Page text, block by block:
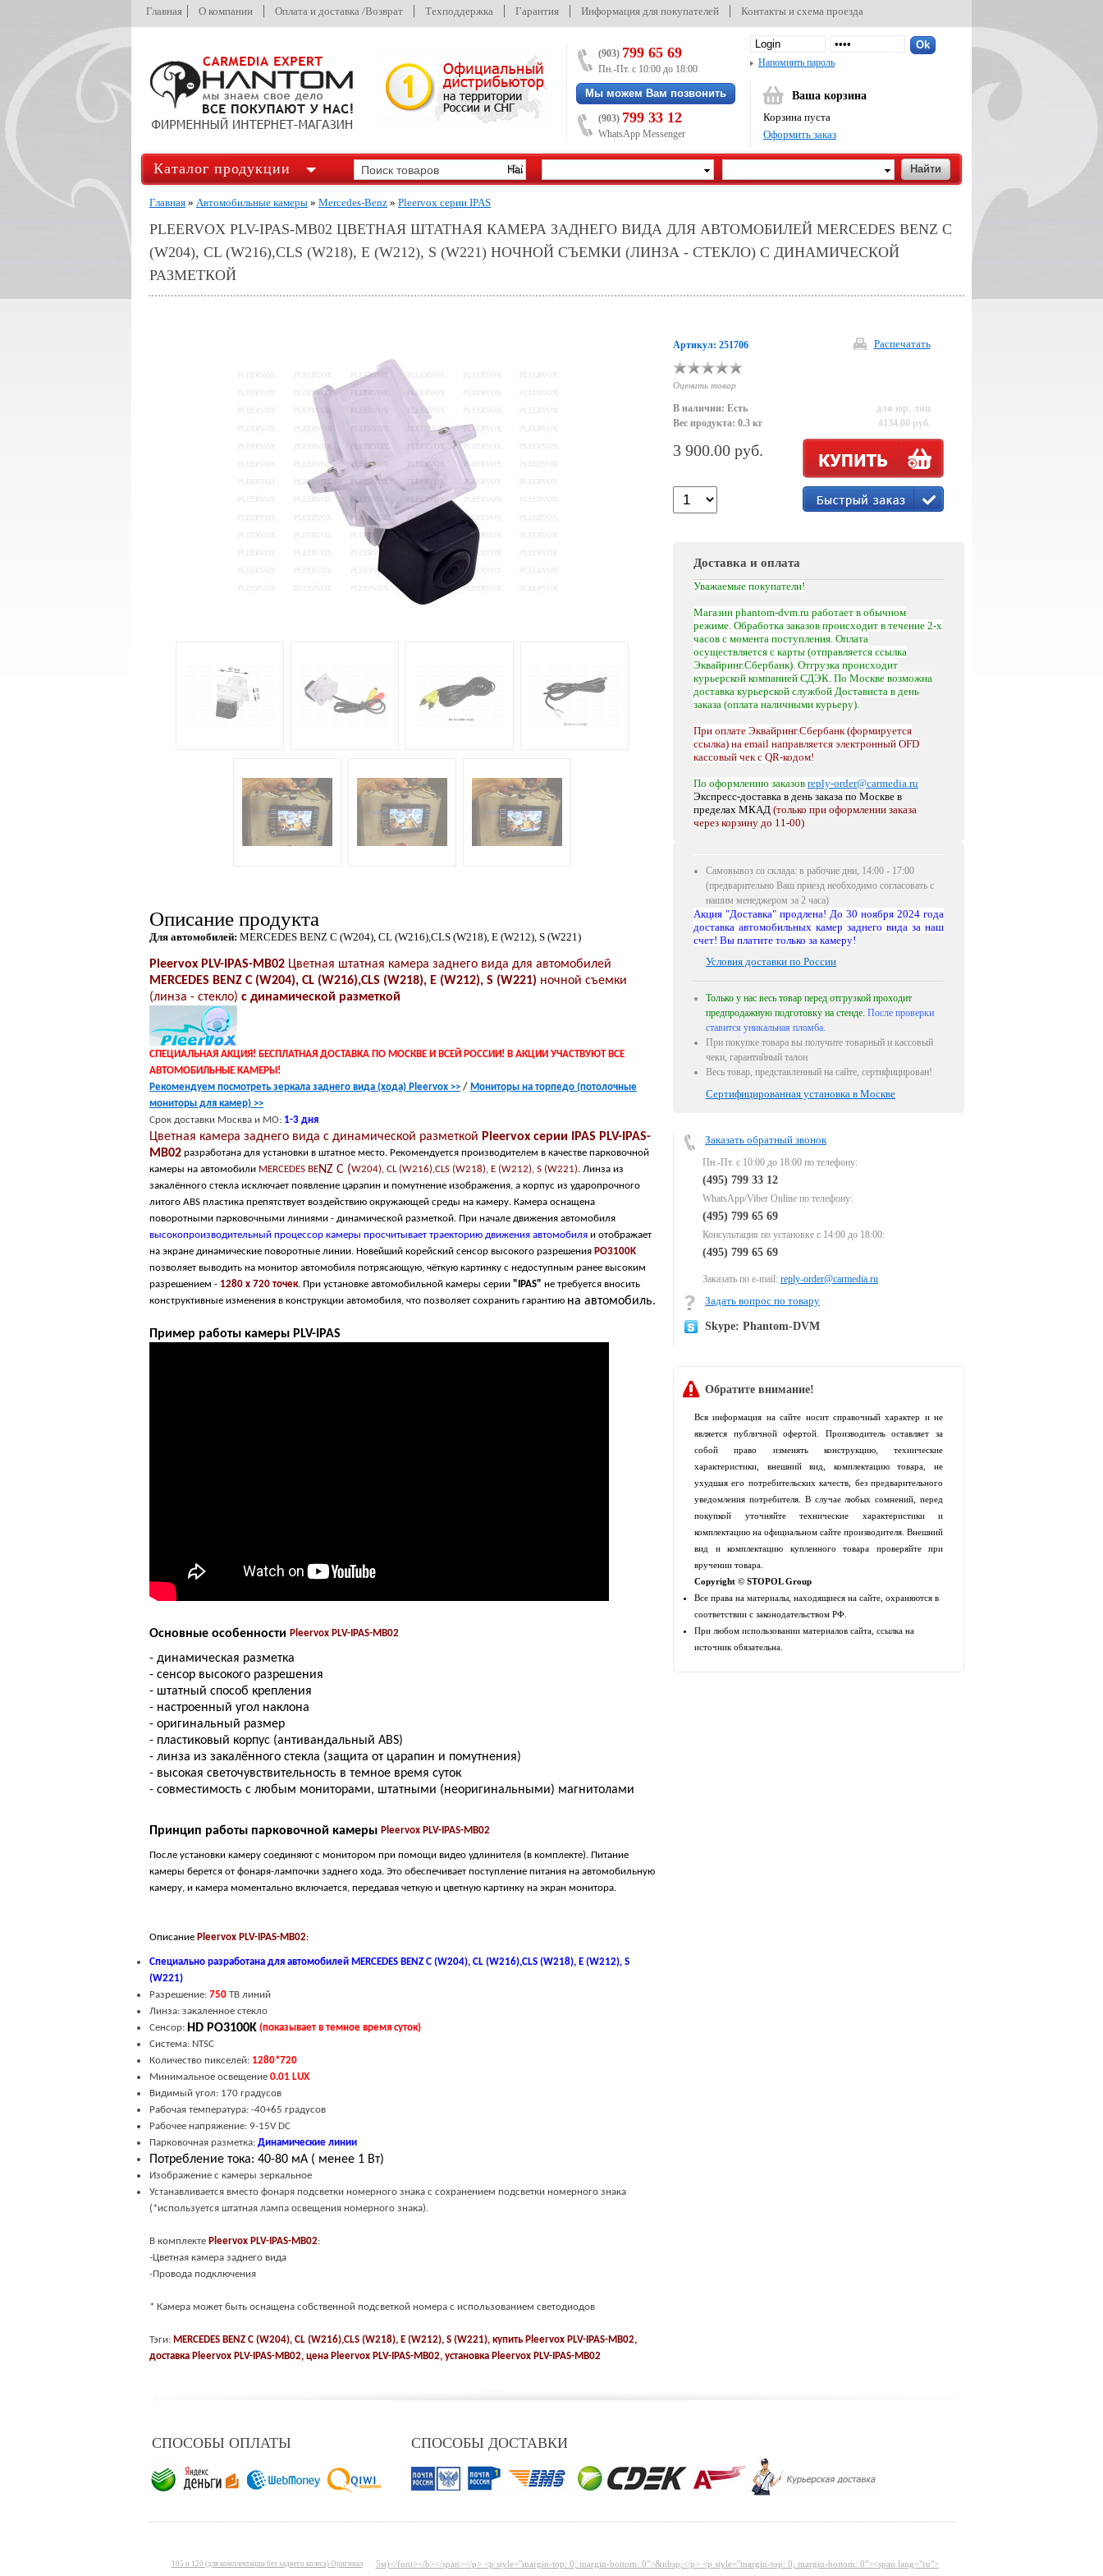
Главная О компании Оплата и доставка /Возврат Техподдержка Гарантия Информация для покупателей Контакты и схема проезда
(903) 799 65 69
Пн.-Пт. с 10:00 до 18:00
Мы можем Вам позвонить
(903) 799 33 12
WhatsApp Messenger
Напомнить пароль
Ваша корзина
Корзина пуста
Оформить заказ
Каталог продукции
Главная » Автомобильные камеры » Mercedes-Benz » Pleervox серии IPAS
PLEERVOX PLV-IPAS-MB02 ЦВЕТНАЯ ШТАТНАЯ КАМЕРА ЗАДНЕГО ВИДА ДЛЯ АВТОМОБИЛЕЙ MERCEDES BENZ C
(W204), CL (W216),CLS (W218), E (W212), S (W221) НОЧНОЙ СЪЕМКИ (ЛИНЗА - СТЕКЛО) С ДИНАМИЧЕСКОЙ
РАЗМЕТКОЙ
Артикул: 251706 Распечатать
Оценить товар
В наличии: Есть
Вес продукта: 0.3 кг
для юр. лиц
4134.00 руб.
3 900.00 руб.
Доставка и оплата
Уважаемые покупатели!
Магазин phantom-dvm.ru работает в обычном
режиме. Обработка заказов происходит в течение 2-х
часов с момента поступления. Оплата
осуществляется с карты (отправляется ссылка
Эквайринг.Сбербанк). Отгрузка происходит
курьерской компанией СДЭК. По Москве возможна
доставка курьерской службой Достависта в день
заказа (оплата наличными курьеру).
При оплате Эквайринг.Сбербанк (формируется
ссылка) на email направляется электронный OFD
кассовый чек с QR-кодом!
По оформлению заказов reply-order@carmedia.ru
Экспресс-доставка в день заказа по Москве в
пределах МКАД (только при оформлении заказа
через корзину до 11-00)
Самовывоз со склада: в рабочие дни, 14:00 - 17:00
(предварительно Ваш приезд необходимо согласовать с
нашим менеджером за 2 часа)
Акция "Доставка" продлена! До 30 ноября 2024 года
доставка автомобильных камер заднего вида за наш
счет! Вы платите только за камеру!
Условия доставки по России
Только у нас весь товар перед отгрузкой проходит
предпродажную подготовку на стенде. После проверки
ставится уникальная пломба.
При покупке товара вы получите товарный и кассовый
чеки, гарантийный талон
Весь товар, представленный на сайте, сертифицирован!
Сертифицированная установка в Москве
Заказать обратный звонок
Пн.-Пт. с 10:00 до 18:00 по телефону:
(495) 799 33 12
WhatsApp/Viber Online по телефону:
(495) 799 65 69
Консультация по установке с 14:00 до 18:00:
(495) 799 65 69
Заказать по e-mail: reply-order@carmedia.ru
Задать вопрос по товару
Skype: Phantom-DVM
Обратите внимание!
Вся информация на сайте носит справочный характер и не
является публичной офертой. Производитель оставляет за
собой право изменять конструкцию, технические
характеристики, внешний вид, комплектацию товара, не
ухудшая его потребительских качеств, без предварительного
уведомления потребителя. В случае любых сомнений, перед
покупкой уточняйте технические характеристики и
комплектацию на официальном сайте производителя. Внешний
вид и комплектацию купленного товара проверяйте при
вручении товара.
Copyright © STOPOL Group
Все права на материалы, находящиеся на сайте, охраняются в
соответствии с законодательством РФ.
При любом использовании материалов сайта, ссылка на
источник обязательна.
Описание продукта
Для автомобилей: MERCEDES BENZ C (W204), CL (W216),CLS (W218), E (W212), S (W221)
Pleervox PLV-IPAS-MB02 Цветная штатная камера заднего вида для автомобилей
MERCEDES BENZ C (W204), CL (W216),CLS (W218), E (W212), S (W221) ночной съемки
(линза - стекло) с динамической разметкой
СПЕЦИАЛЬНАЯ АКЦИЯ! БЕСПЛАТНАЯ ДОСТАВКА ПО МОСКВЕ И ВСЕЙ РОССИИ! В АКЦИИ УЧАСТВУЮТ ВСЕ
АВТОМОБИЛЬНЫЕ КАМЕРЫ!
Рекомендуем посмотреть зеркала заднего вида (хода) Pleervox >> / Мониторы на торпедо (потолочные
мониторы для камер) >>
Срок доставки Москва и МО: 1-3 дня
Цветная камера заднего вида с динамической разметкой Pleervox серии IPAS PLV-IPAS-
MB02 разработана для установки в штатное место. Рекомендуется производителем в качестве парковочной
камеры на автомобили MERCEDES BENZ C (W204), CL (W216),CLS (W218), E (W212), S (W221). Линза из
закалённого стекла исключает появление царапин и помутнение изображения, а корпус из ударопрочного
литого ABS пластика препятствует воздействию окружающей среды на камеру. Камера оснащена
поворотными парковочными линиями - динамической разметкой. При начале движения автомобиля
высокопроизводительный процессор камеры просчитывает траекторию движения автомобиля и отображает
на экране динамические поворотные линии. Новейший корейский сенсор высокого разрешения PO3100K
позволяет выводить на монитор автомобиля потрясающую, чёткую картинку с недоступным ранее высоким
разрешением - 1280 x 720 точек. При установке автомобильной камеры серии "IPAS" не требуется вносить
конструктивные изменения в конструкции автомобиля, что позволяет сохранить гарантию на автомобиль.
Пример работы камеры PLV-IPAS
Основные особенности Pleervox PLV-IPAS-MB02
- динамическая разметка
- сенсор высокого разрешения
- штатный способ крепления
- настроенный угол наклона
- оригинальный размер
- пластиковый корпус (антивандальный ABS)
- линза из закалённого стекла (защита от царапин и помутнения)
- высокая светочувствительность в темное время суток
- совместимость с любым мониторами, штатными (неоригинальными) магнитолами
Принцип работы парковочной камеры Pleervox PLV-IPAS-MB02
После установки камеру соединяют с монитором при помощи видео удлинителя (в комплекте). Питание
камеры берется от фонаря-лампочки заднего хода. Это обеспечивает поступление питания на автомобильную
камеру, и камера моментально включается, передавая четкую и цветную картинку на экран монитора.
Описание Pleervox PLV-IPAS-MB02:
Специально разработана для автомобилей MERCEDES BENZ C (W204), CL (W216),CLS (W218), E (W212), S
(W221)
Разрешение: 750 ТВ линий
Линза: закаленное стекло
Сенсор: HD PO3100K (показывает в темное время суток)
Система: NTSC
Количество пикселей: 1280*720
Минимальное освещение 0.01 LUX
Видимый угол: 170 градусов
Рабочая температура: -40+65 градусов
Рабочее напряжение: 9-15V DC
Парковочная разметка: Динамические линии
Потребление тока: 40-80 мА ( менее 1 Вт)
Изображение с камеры зеркальное
Устанавливается вместо фонаря подсветки номерного знака с сохранением подсветки номерного знака
(*используется штатная лампа освещения номерного знака).
В комплекте Pleervox PLV-IPAS-MB02:
-Цветная камера заднего вида
-Провода подключения
* Камера может быть оснащена собственной подсветкой номера с использованием светодиодов
Тэги: MERCEDES BENZ C (W204), CL (W216),CLS (W218), E (W212), S (W221), купить Pleervox PLV-IPAS-MB02,
доставка Pleervox PLV-IPAS-MB02, цена Pleervox PLV-IPAS-MB02, установка Pleervox PLV-IPAS-MB02
СПОСОБЫ ОПЛАТЫ СПОСОБЫ ДОСТАВКИ
105 и 120 (для комплектации без заднего колеса) Оригинал 5м)</font></b></span></p> <p style="margin-top: 0; margin-bottom: 0">&nbsp;</p> <p style="margin-top: 0; margin-bottom: 0"><span lang="ru">